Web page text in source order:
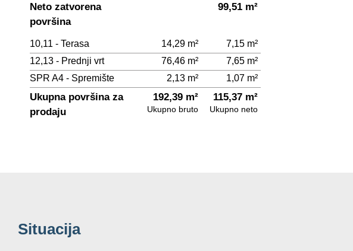
Neto zatvorena
površina
99,51 m²
10,11 - Terasa 14,29 m²
7,15 m²
12,13 - Prednji vrt
76,46 m²
7,65 m²
SPR A4 - Spremište
2,13 m² 1,07 m²
Ukupna površina za
prodaju
192,39 m²
Ukupno bruto
115,37 m²
Ukupno neto
Situacija